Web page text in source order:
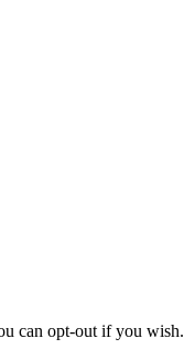
can opt-out if you wish.